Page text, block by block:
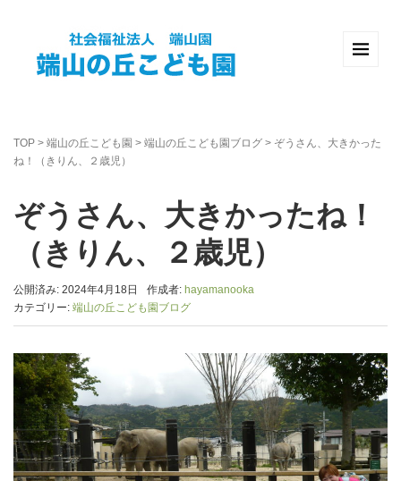
TOP > 端山の丘こども園 > 端山の丘こども園ブログ > ぞうさん、大きかった
ね！（きりん、２歳児）
ぞうさん、大きかったね！
（きりん、２歳児）
公開済み: 2024年4月18日 作成者: hayamanooka
カテゴリー: 端山の丘こども園ブログ